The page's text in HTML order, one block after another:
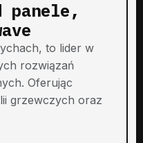
panele,
to lider w
rozwiązań
Oferując
grzewczych oraz